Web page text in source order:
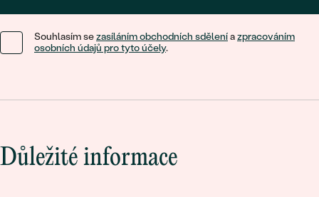
Souhlasím sezasíláním obchodních sděleníazpracováním
osobních údajů pro tyto účely.
Důležité informace